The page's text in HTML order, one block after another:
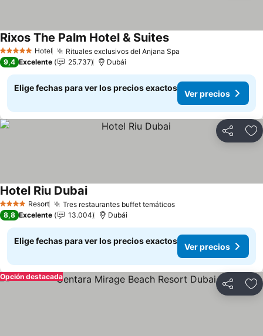
5 Estrellas Hotel Rituales exclusivos del Anjana Spa
Rixos The Palm Hotel & SuitesVer precios
9,4 Excelente 25.737 Dubái
Elige fechas para ver los precios exactos
Ver precios
Compartir
4 EstrellasResort Tres restaurantes buffet temáticosVer precios
Hotel Riu DubaiVer precios
8,8 Excelente 13.004 Dubái
Elige fechas para ver los precios exactos
Ver precios
Compartir
Opción destacada